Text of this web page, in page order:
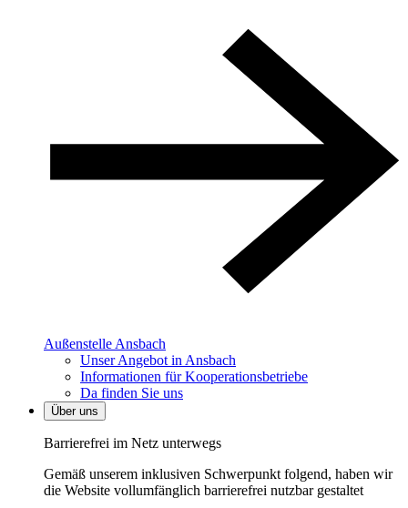
Außenstelle Ansbach
Unser Angebot in Ansbach
Informationen für Kooperationsbetriebe
Da finden Sie uns
Über uns
Barrierefrei im Netz unterwegs
Gemäß unserem inklusiven Schwerpunkt folgend, haben wir
die Website vollumfänglich barrierefrei nutzbar gestaltet